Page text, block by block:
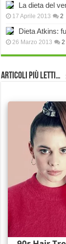
La dieta del
17 Aprile 2013 2
Dieta Atkins:
26 Marzo 2013 2
Articoli più Letti…